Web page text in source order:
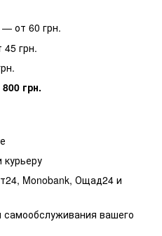
от 60 грн.
грн.
грн.
Monobank, Ощад24 и
самообслуживания вашего